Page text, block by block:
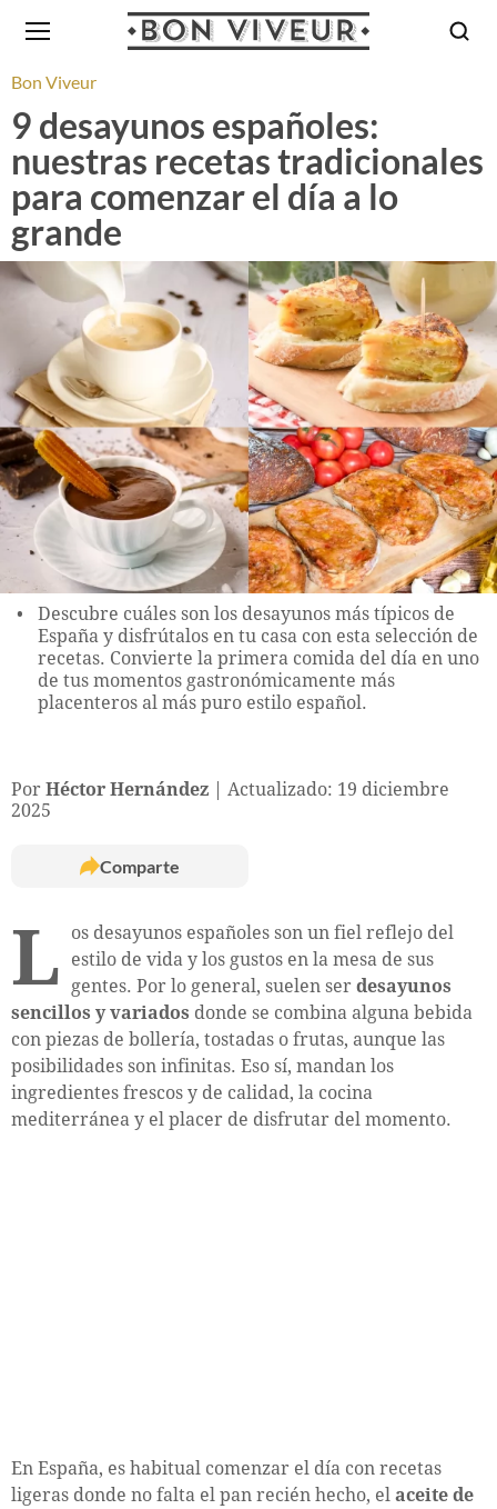
Bon Viveur
9 desayunos españoles:
nuestras recetas tradicionales
para comenzar el día a lo
grande
Descubre cuáles son los desayunos más típicos de
España y disfrútalos en tu casa con esta selección de
recetas. Convierte la primera comida del día en uno
de tus momentos gastronómicamente más
placenteros al más puro estilo español.
Por Héctor Hernández
Actualizado: 19 diciembre
2025
Comparte
L
os desayunos españoles son un fiel reflejo del
estilo de vida y los gustos en la mesa de sus
gentes. Por lo general, suelen ser desayunos
sencillos y variados donde se combina alguna bebida
con piezas de bollería, tostadas o frutas, aunque las
posibilidades son infinitas. Eso sí, mandan los
ingredientes frescos y de calidad, la cocina
mediterránea y el placer de disfrutar del momento.
En España, es habitual comenzar el día con recetas
ligeras donde no falta el pan recién hecho, el aceite de